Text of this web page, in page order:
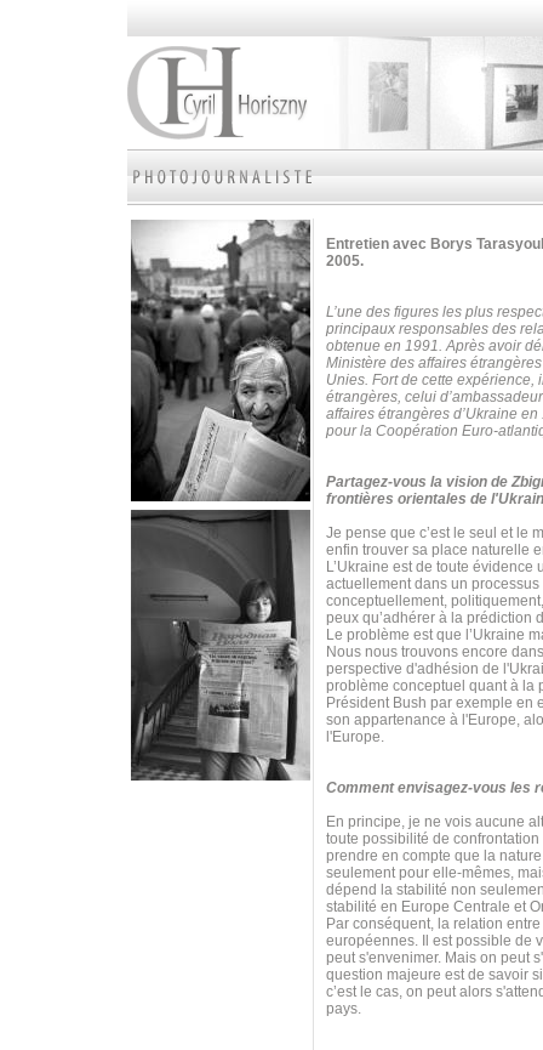
Entretien avec Borys
2005.
L’une des figures les plus
principaux responsables des
obtenue en 1991. Après avoir
Ministère des affaires
Unies. Fort de cette expérience,
étrangères, celui
affaires étrangères d’Ukraine
pour la Coopération Euro-
Partagez-vous la vision de
frontières orientales de
Je pense que c’est le seul et le
enfin trouver sa place naturelle
L’Ukraine est de toute
actuellement dans un
conceptuellement,
peux qu’adhérer à la prédiction
Le problème est que l’Ukraine
Nous nous trouvons encore
perspective d'adhésion de
problème conceptuel quant à la
Président Bush par exemple
son appartenance à l'Europe,
l'Europe.
Comment envisagez-vous les
En principe, je ne vois aucune
toute possibilité de
prendre en compte que la
seulement pour elle-mêmes,
dépend la stabilité non
stabilité en Europe Centrale et
Par conséquent, la relation
européennes. Il est possible de
peut s'envenimer. Mais on peut
question majeure est de savoir
c’est le cas, on peut alors
pays.